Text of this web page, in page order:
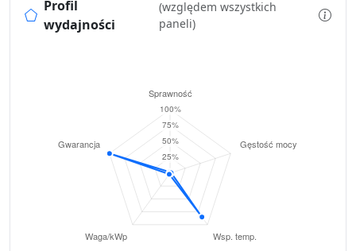
Profil
wydajności
(względem wszystkich
paneli)